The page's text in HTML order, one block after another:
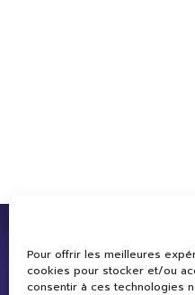
Pour offrir les meilleures
cookies pour stocker et/ou
consentir à ces technologies